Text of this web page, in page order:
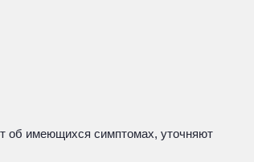
об имеющихся симптомах, уточняют